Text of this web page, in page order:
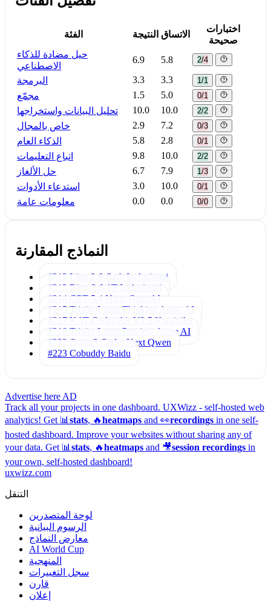
الفئة النتيجة الاتساق
اختبارات
صحيحة
حيل مضادة للذكاء
الاصطناعي
6.9 5.8 2/4
البرمجة 3.3 3.3 1/1
مجمّع 1.5 5.0 0/1
تحليل البيانات واستخراجها 10.0 10.0 2/2
خاص بالمجال 2.9 7.2 0/3
الذكاء العام 5.8 2.8 0/1
اتباع التعليمات 9.8 10.0 2/2
حل الألغاز 6.7 7.9 1/3
استدعاء الأدوات 3.0 10.0 0/1
معلومات عامة 0.0 0.0 0/0
النماذج المقارنة
#212 Ling-2.6-flash Inclusionai
#213 Ring-2.6-1T Inclusionai
#214 GPT-5.4 Nano
OpenAI
#215 Trinity Large Thinking
Arcee AI
#217 KAT-Coder-Air V2.5 Kwaipilot
#218 Trinity Large Preview
Arcee AI
#222 Qwen3 Coder Next Qwen
#223 Cobuddy Baidu
Advertise here AD
Track all your projects in one dashboard. UXWizz - self-hosted web
analytics! Get 📊 stats, 🔥heatmaps and 👀recordings in one self-
hosted dashboard. Improve your websites without sharing any of
your data. Get 📊 stats, 🔥heatmaps and 🎥session recordings in
your own, self-hosted dashboard!
uxwizz.com
التنقل
لوحة المتصدرين
الرسوم البيانية
معارض النماذج
AI World Cup
المنهجية
سجل التغييرات
قارن
إعلان